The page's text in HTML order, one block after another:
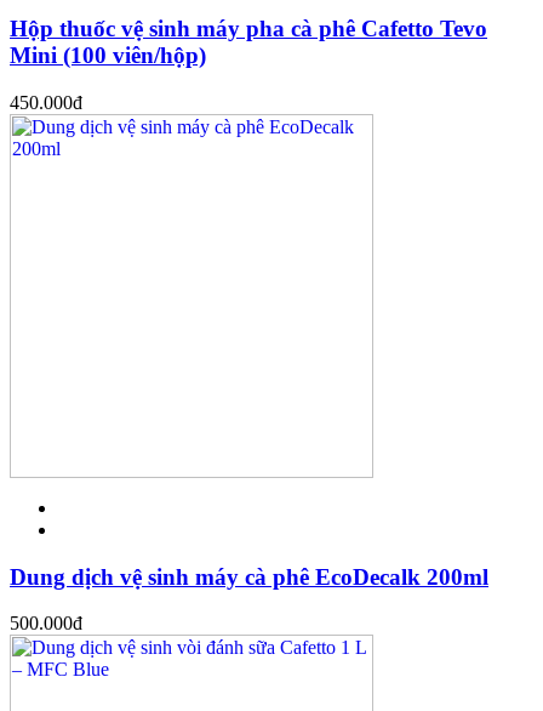
Hộp thuốc vệ sinh máy pha cà phê Cafetto Tevo
Mini (100 viên/hộp)
450.000đ
Dung dịch vệ sinh máy cà phê EcoDecalk 200ml
500.000đ